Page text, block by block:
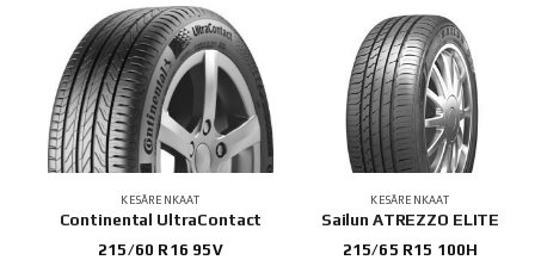
KESÄRENKAAT
Continental UltraContact
215/60 R16 95V
KESÄRENKAAT
Sailun ATREZZO ELITE
215/65 R15 100H